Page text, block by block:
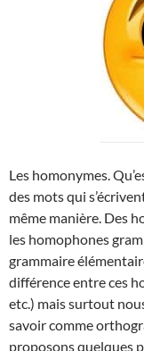
Les homonymes.
des mots qui
même manière. Des
les homophones
grammaire
différence entre ces
etc.) mais surtout
savoir comme
proposons quelques